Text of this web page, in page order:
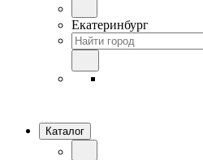
Екатеринбург
Каталог